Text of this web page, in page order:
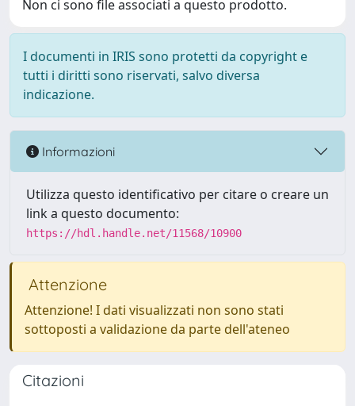
Non ci sono file associati a questo prodotto.
I documenti in IRIS sono protetti da copyright e
tutti i diritti sono riservati, salvo diversa
indicazione.
Informazioni
Utilizza questo identificativo per citare o creare un
link a questo documento:
https://hdl.handle.net/11568/10900
Attenzione
Attenzione! I dati visualizzati non sono stati
sottoposti a validazione da parte dell'ateneo
Citazioni